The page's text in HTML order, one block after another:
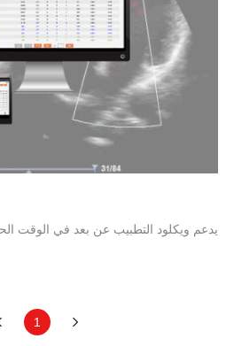
يدعم ويكلود التطبيب عن بعد في الوقت
1